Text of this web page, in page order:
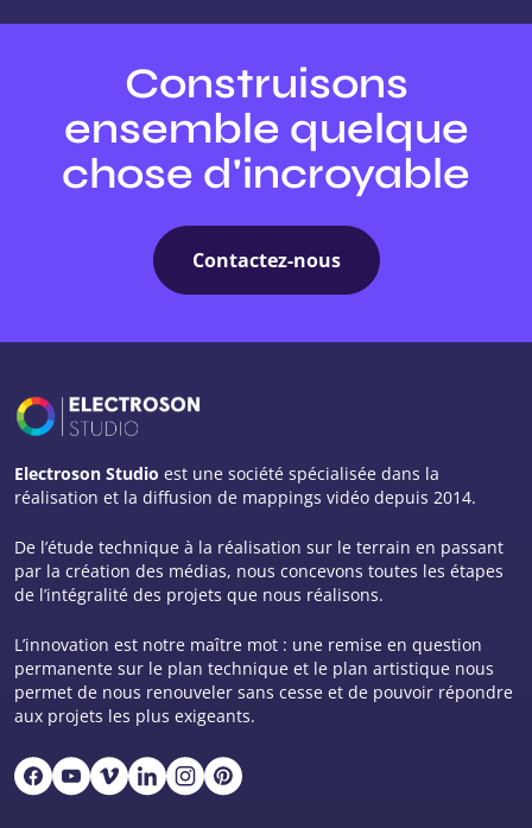
Construisons
ensemble quelque
chose d'incroyable
Contactez-nous
Electroson Studio est une société spécialisée dans la
réalisation et la diffusion de mappings vidéo depuis 2014.
De l’étude technique à la réalisation sur le terrain en passant
par la création des médias, nous concevons toutes les étapes
de l’intégralité des projets que nous réalisons.
L’innovation est notre maître mot : une remise en question
permanente sur le plan technique et le plan artistique nous
permet de nous renouveler sans cesse et de pouvoir répondre
aux projets les plus exigeants.